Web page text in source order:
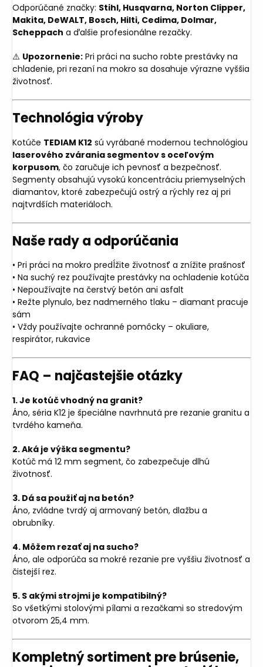
Odporúčané značky: Stihl, Husqvarna, Norton Clipper,
Makita, DeWALT, Bosch, Hilti, Cedima, Dolmar,
Scheppach a ďalšie profesionálne rezačky.
⚠️ Upozornenie: Pri práci na sucho robte prestávky na
chladenie, pri rezaní na mokro sa dosahuje výrazne vyššia
životnosť.
Technológia výroby
Kotúče TEDIAM K12 sú vyrábané modernou technológiou
laserového zvárania segmentov s oceľovým
korpusom, čo zaručuje ich pevnosť a bezpečnosť.
Segmenty obsahujú vysokú koncentráciu priemyselných
diamantov, ktoré zabezpečujú ostrý a rýchly rez aj pri
najtvrdších materiáloch.
Naše rady a odporúčania
• Pri práci na mokro predĺžite životnosť a znížite prašnosť
• Na suchý rez používajte prestávky na ochladenie kotúča
• Nepoužívajte na čerstvý betón ani asfalt
• Režte plynulo, bez nadmerného tlaku – diamant pracuje
sám
• Vždy používajte ochranné pomôcky – okuliare,
respirátor, rukavice
FAQ – najčastejšie otázky
1. Je kotúč vhodný na granit?
Áno, séria K12 je špeciálne navrhnutá pre rezanie granitu a
tvrdého kameňa.
2. Aká je výška segmentu?
Kotúč má 12 mm segment, čo zabezpečuje dlhú
životnosť.
3. Dá sa použiť aj na betón?
Áno, zvládne tvrdý aj armovaný betón, dlažbu a
obrubníky.
4. Môžem rezať aj na sucho?
Áno, ale odporúča sa mokré rezanie pre vyššiu životnosť a
čistejší rez.
5. S akými strojmi je kompatibilný?
So všetkými stolovými pílami a rezačkami so stredovým
otvorom 25,4 mm.
Kompletný sortiment pre brúsenie,